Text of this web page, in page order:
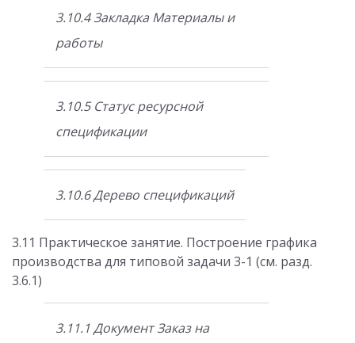
3.10.4 Закладка Материалы и
работы
3.10.5 Статус ресурсной
спецификации
3.10.6 Дерево спецификаций
3.11 Практическое занятие. Построение графика
производства для типовой задачи 3-1 (см. разд.
3.6.1)
3.11.1 Документ Заказ на